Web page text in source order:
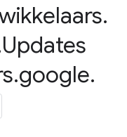
.
Updates
.google.